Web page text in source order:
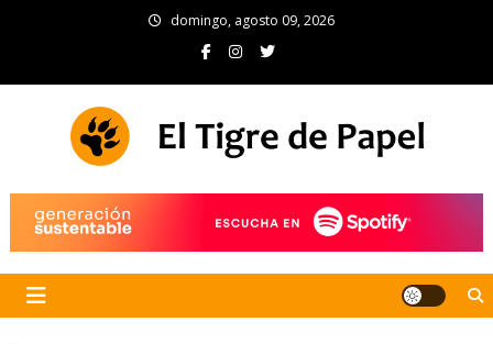
domingo, agosto 09, 2026